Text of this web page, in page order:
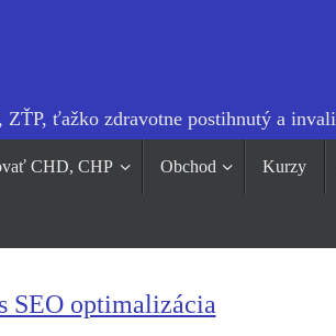
ťažko zdravotne postihnutý a
CHD, CHP Obchod Kurzy
SEO optimalizácia